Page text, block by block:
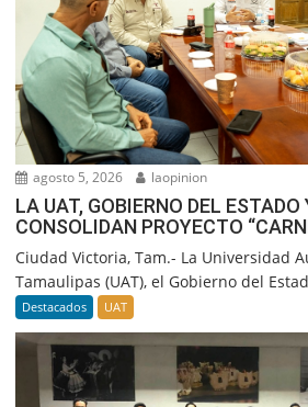
agosto 5, 2026 laopinion
LA UAT, GOBIERNO DEL ESTADO
CONSOLIDAN PROYECTO
Ciudad Victoria, Tam.- La Universidad
Tamaulipas (UAT), el Gobierno del
Destacados UAT